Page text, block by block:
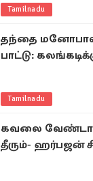
Tamilnadu
தந்தை
பாட்டு:
Tamilnadu
கவலை
தீரும்- ஹர்பஜன்